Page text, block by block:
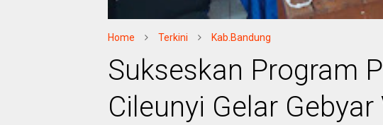
Home Terkini Kab.Bandung
Sukseskan Program
Cileunyi Gelar